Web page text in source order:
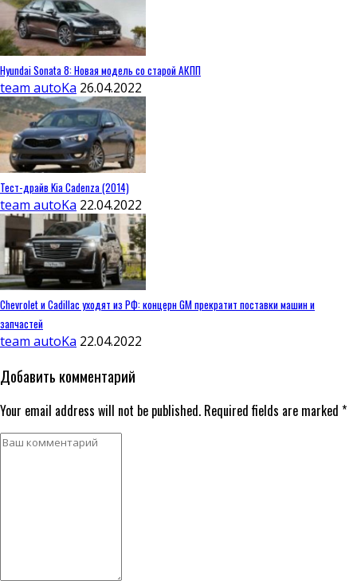
Hyundai Sonata 8: Новая модель со старой АКПП
team autoKa 26.04.2022
Тест-драйв Kia Cadenza (2014)
team autoKa 22.04.2022
Chevrolet и Cadillac уходят из РФ: концерн GM прекратит поставки машин и
запчастей
team autoKa 22.04.2022
Добавить комментарий
Your email address will not be published. Required fields are marked *